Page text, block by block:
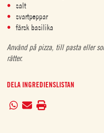
salt
svartpeppar
färsk basilika
Använd på pizza, till pasta eller
rätter.
DELA INGREDIENSLISTAN